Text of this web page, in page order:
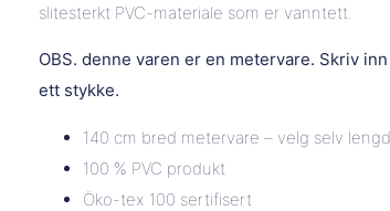
slitesterkt PVC-materiale som er vanntett.
OBS. denne varen er en metervare. Skriv
ett stykke.
140 cm bred metervare – velg selv
100 % PVC produkt
Öko-tex 100 sertifisert